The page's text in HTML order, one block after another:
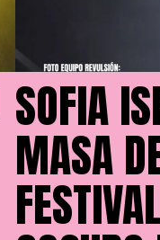
SOFIA
MASA